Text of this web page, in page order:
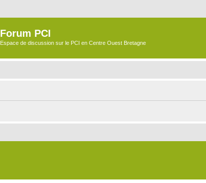
Forum PCI
Espace de discussion sur le PCI en Centre Ouest Bretagne